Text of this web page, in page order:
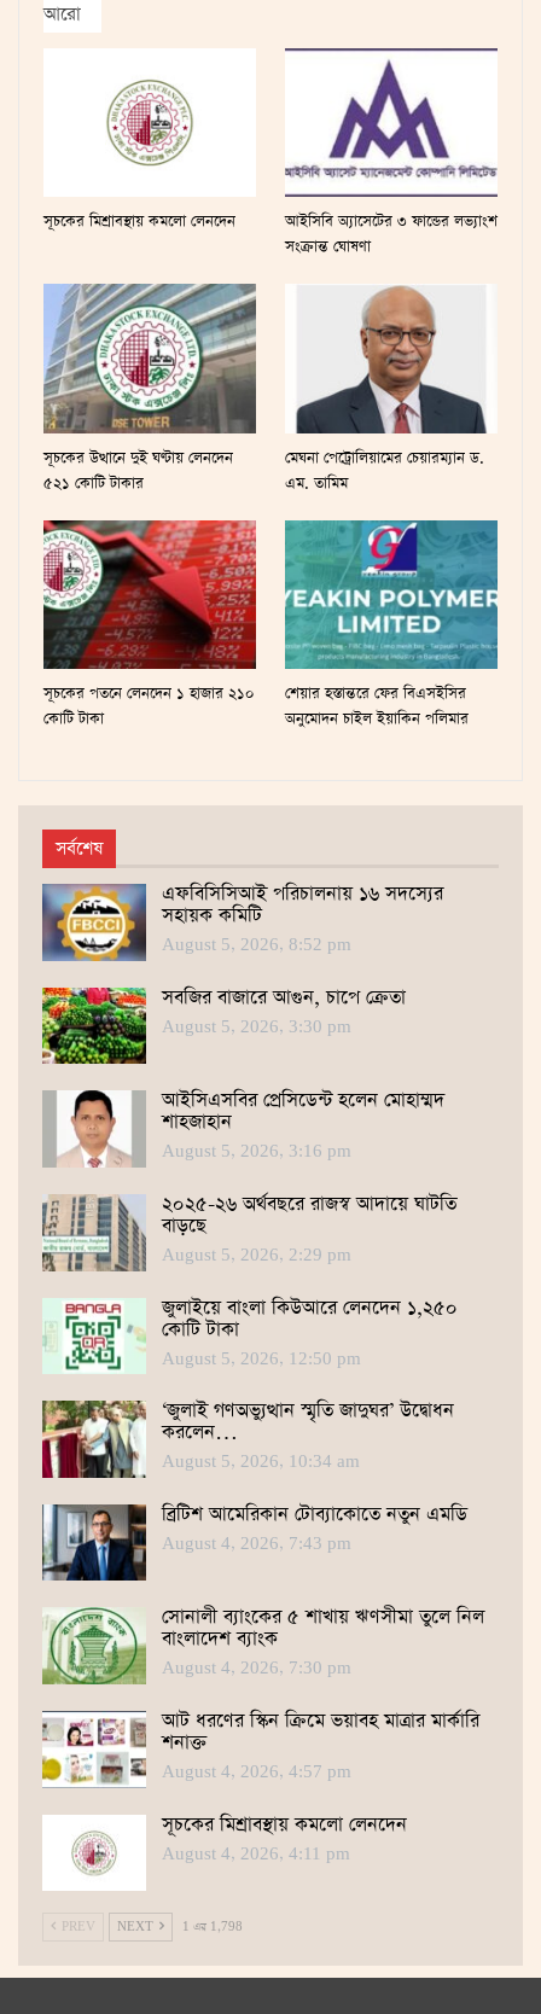
আরো
সূচকের মিশ্রাবস্থায় কমলো লেনদেন
আইসিবি অ্যাসেটের ৩ ফান্ডের লভ্যাংশ
সংক্রান্ত ঘোষণা
সূচকের উত্থানে দুই ঘণ্টায় লেনদেন
৫২১ কোটি টাকার
মেঘনা পেট্রোলিয়ামের চেয়ারম্যান ড.
এম. তামিম
সূচকের পতনে লেনদেন ১ হাজার ২১০
কোটি টাকা
শেয়ার হস্তান্তরে ফের বিএসইসির
অনুমোদন চাইল ইয়াকিন পলিমার
সর্বশেষ
এফবিসিসিআই পরিচালনায় ১৬ সদস্যের
সহায়ক কমিটি
August 5, 2026, 8:52 pm
সবজির বাজারে আগুন, চাপে ক্রেতা
August 5, 2026, 3:30 pm
আইসিএসবির প্রেসিডেন্ট হলেন মোহাম্মদ
শাহজাহান
August 5, 2026, 3:16 pm
২০২৫-২৬ অর্থবছরে রাজস্ব আদায়ে ঘাটতি
বাড়ছে
August 5, 2026, 2:29 pm
জুলাইয়ে বাংলা কিউআরে লেনদেন ১,২৫০
কোটি টাকা
August 5, 2026, 12:50 pm
‘জুলাই গণঅভ্যুত্থান স্মৃতি জাদুঘর’ উদ্বোধন
করলেন…
August 5, 2026, 10:34 am
ব্রিটিশ আমেরিকান টোব্যাকোতে নতুন এমডি
August 4, 2026, 7:43 pm
সোনালী ব্যাংকের ৫ শাখায় ঋণসীমা তুলে নিল
বাংলাদেশ ব্যাংক
August 4, 2026, 7:30 pm
আট ধরণের স্কিন ক্রিমে ভয়াবহ মাত্রার মার্কারি
শনাক্ত
August 4, 2026, 4:57 pm
সূচকের মিশ্রাবস্থায় কমলো লেনদেন
August 4, 2026, 4:11 pm
PREV NEXT 1 এর 1,798